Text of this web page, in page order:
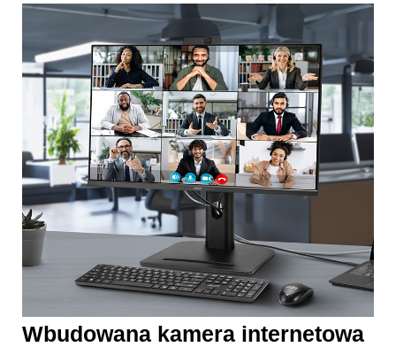
Wbudowana kamera internetowa